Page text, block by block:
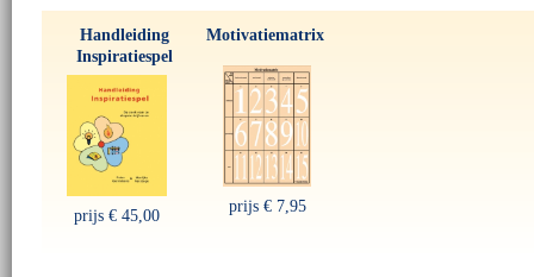
Handleiding
Inspiratiespel
prijs € 45,00
Motivatiematrix
prijs € 7,95